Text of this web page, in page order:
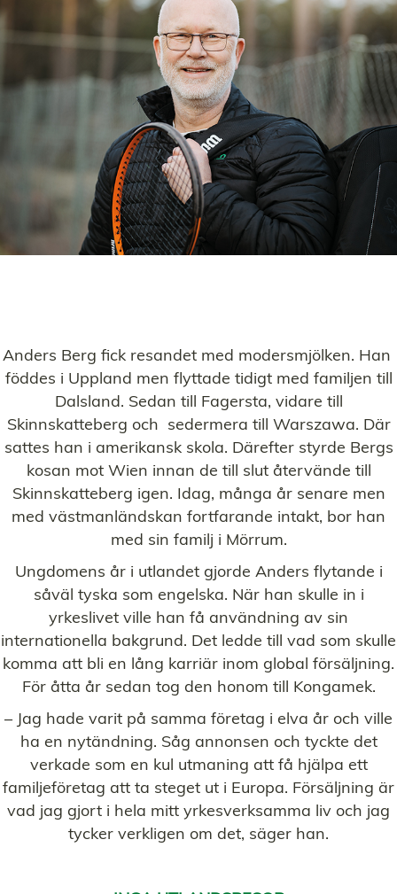
Anders Berg fick resandet med modersmjölken. Han
föddes i Uppland men flyttade tidigt med familjen till
Dalsland. Sedan till Fagersta, vidare till
Skinnskatteberg och sedermera till Warszawa. Där
sattes han i amerikansk skola. Därefter styrde Bergs
kosan mot Wien innan de till slut återvände till
Skinnskatteberg igen. Idag, många år senare men
med västmanländskan fortfarande intakt, bor han
med sin familj i Mörrum.
Ungdomens år i utlandet gjorde Anders flytande i
såväl tyska som engelska. När han skulle in i
yrkeslivet ville han få användning av sin
internationella bakgrund. Det ledde till vad som skulle
komma att bli en lång karriär inom global försäljning.
För åtta år sedan tog den honom till Kongamek.
– Jag hade varit på samma företag i elva år och ville
ha en nytändning. Såg annonsen och tyckte det
verkade som en kul utmaning att få hjälpa ett
familjeföretag att ta steget ut i Europa. Försäljning är
vad jag gjort i hela mitt yrkesverksamma liv och jag
tycker verkligen om det, säger han.